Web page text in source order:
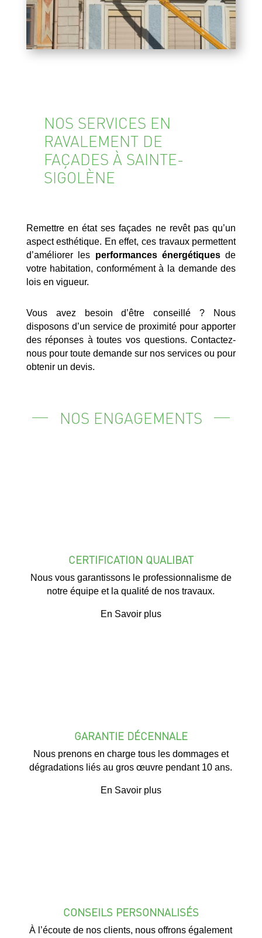
NOS SERVICES EN
RAVALEMENT DE
FAÇADES À SAINTE-
SIGOLÈNE
Remettre en état ses façades ne revêt pas qu’un
aspect esthétique. En effet, ces travaux permettent
d’améliorer les performances énergétiquesde
votre habitation, conformément à la demande des
lois en vigueur.
Vous avez besoin d’être conseillé ? Nous
disposons d’un service de proximité pour apporter
des réponses à toutes vos questions. Contactez-
nous pour toute demande sur nos services ou pour
obtenir un devis.
NOS ENGAGEMENTS
CERTIFICATION QUALIBAT
Nous vous garantissons le professionnalisme de
notre équipe et la qualité de nos travaux.
En Savoir plus
GARANTIE DÉCENNALE
Nous prenons en charge tous les dommages et
dégradations liés au gros œuvre pendant 10 ans.
En Savoir plus
CONSEILS PERSONNALISÉS
À l’écoute de nos clients, nous offrons également